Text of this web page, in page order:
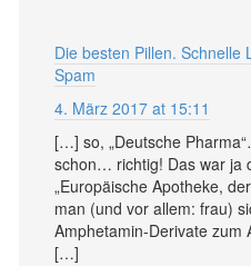
Die besten Pillen. Schnelle
Spam
4. März 2017 at 15:11
[…] so, „Deutsche
schon… richtig! Das war ja
„Europäische Apotheke,
man (und vor allem: frau)
Amphetamin-Derivate zum
[…]